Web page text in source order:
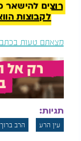
רוצים להישאר
לקבוצות
מצאתם טעות
תגיות:
עין הרע הרב